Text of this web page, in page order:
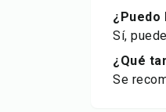
Sí,
¿Qué
Se